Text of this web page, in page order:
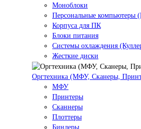
Моноблоки
Персональные компьютеры
Корпуса для ПК
Блоки питания
Системы охлаждения
Жесткие диски
Оргтехника (МФУ, Сканеры,
МФУ
Принтеры
Сканнеры
Плоттеры
Биндеры